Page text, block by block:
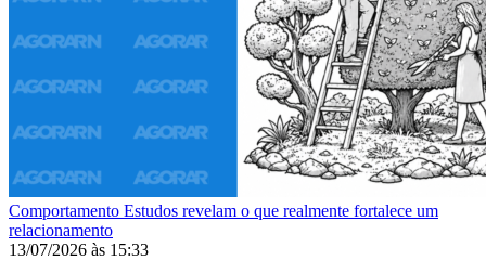
Comportamento Estudos revelam o que realmente fortalece um
relacionamento
13/07/2026 às 15:33